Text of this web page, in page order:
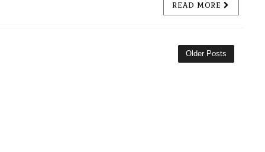
READ MORE
Older Posts